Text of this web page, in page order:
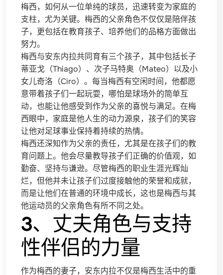
梅西，如何从一位单纯的球员，迅速转变为家庭的
支柱，尤为关键。梅西的父亲角色不仅仅是陪伴孩
子，更包括在教育孩子、培养他们的品格方面做出
努力。
梅西与安东内拉共同育有三个孩子，其中包括长子
蒂亚戈（Thiago）、次子马特奥（Mateo）以及小
女儿奇洛（Ciro）。每当梅西有空闲时间，他都愿
意带着孩子们一起玩耍，哪怕是球场外的简单互
动，也能让他感受到作为父亲的喜悦与满足。在梅
西眼中，家庭是他人生的动力源泉，孩子们的笑容
让他对足球事业保持着持续的热情。
梅西还深知作为父亲的责任，尤其是在孩子们的教
育问题上。他会尽量教导孩子们正确的价值观，如
勤奋、坚持与谦逊。尽管梅西的职业生涯光辉灿
烂，但他并未让孩子们过度接触他的荣誉和成就，
而是让他们在普通的环境中成长，这也是梅西与其
他运动员的父亲角色有所不同之处。
3、丈夫角色与支持
性伴侣的力量
作为梅西的妻子，安东内拉不仅是梅西生活中的重